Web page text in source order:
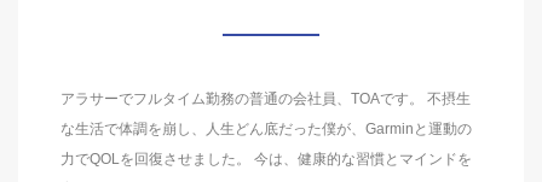
アラサーでフルタイム勤務の普通の会社員、TOAです。 不摂生
な生活で体調を崩し、人生どん底だった僕が、Garminと運動の
力でQOLを回復させました。 今は、健康的な習慣とマインドを